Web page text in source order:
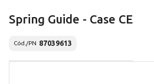
Spring Guide - Case CE
Cód./PN 87039613